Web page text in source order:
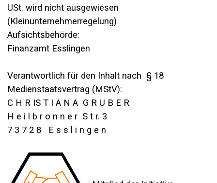
USt. wird nicht ausgewiesen
(Kleinunternehmerregelung)
Aufsichtsbehörde:
Finanzamt Esslingen
Verantwortlich für den Inhalt nach § 18
Medienstaatsvertrag (MStV):
C H R IS T I A N A G R U B E R
H e i l b r o n n e r S t r. 3
7 3 7 2 8 E s s l i n g e n